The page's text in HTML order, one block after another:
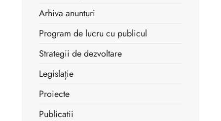
Arhiva anunturi
Program de lucru cu publicul
Strategii de dezvoltare
Legislație
Proiecte
Publicatii